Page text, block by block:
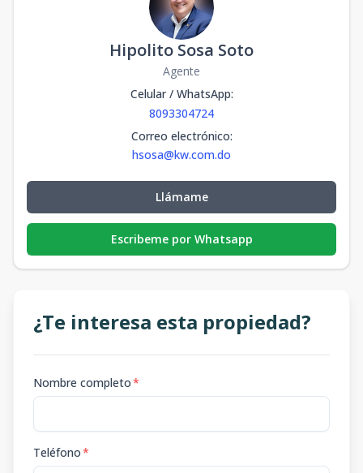
Hipolito Sosa Soto
Agente
Celular / WhatsApp:
8093304724
Correo electrónico:
hsosa@kw.com.do
Llámame
Escribeme por Whatsapp
¿Te interesa esta propiedad?
Nombre completo*
Teléfono*